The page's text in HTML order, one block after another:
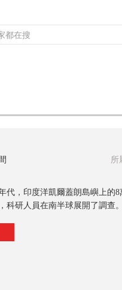
所
代，印度洋凱爾蓋朗島嶼上的
科研人員在南半球展開了調查